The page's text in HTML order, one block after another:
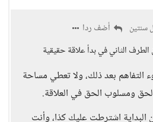
سنتين
أضف ردا
الثاني في بدأ علاقة حقيقية
بعد ذلك، ولا تعطي مساحة
ومسلوب الحق في العلاقة.
البداية اشترطت عليك كذا، وأنت